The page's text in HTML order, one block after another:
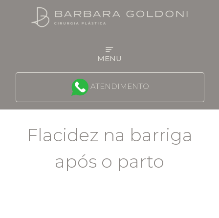
MENU
ATENDIMENTO
MAMA
CONTORNO CORPORAL
Flacidez na barriga
após o parto